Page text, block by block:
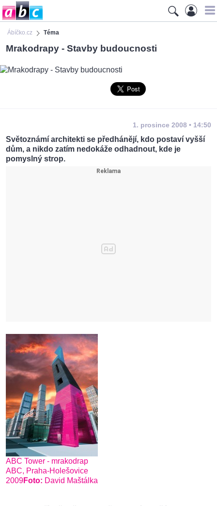
Ábíčko.cz Téma
Mrakodrapy - Stavby budoucnosti
1. prosince 2008 • 14:50
Světoznámí architekti se předhánějí, kdo postaví vyšší
dům, a nikdo zatím nedokáže odhadnout, kde je
pomyslný strop.
ABC Tower - mrakodrap
ABC, Praha-Holešovice
2009Foto: David Maštálka